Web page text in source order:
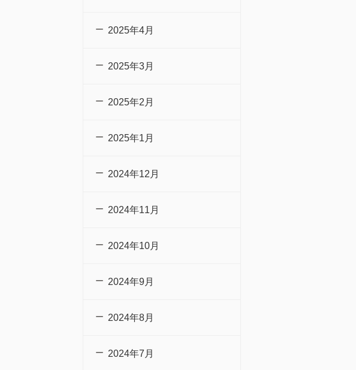
2025年4月
2025年3月
2025年2月
2025年1月
2024年12月
2024年11月
2024年10月
2024年9月
2024年8月
2024年7月